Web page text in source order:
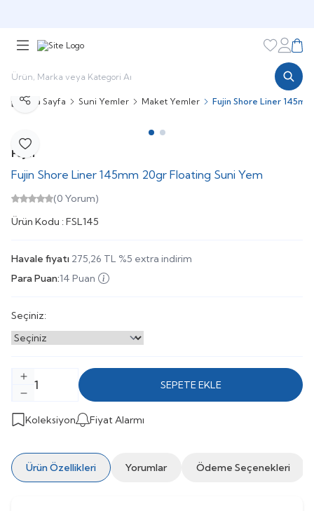
Favorilerim
Ana Sayfa Suni Yemler Maket Yemler Fujin Shore Liner
Favoriye Ekle
Paylaş
Fujin
Fujin Shore Liner 145mm 20gr Floating Suni Yem
(0 Yorum)
Ürün Kodu : FSL145
Havale fiyatı 275,26 TL %5 extra indirim
Para Puan:14 Puan
Seçiniz:
SEPETE EKLE
Koleksiyon Fiyat Alarmı
Ürün Özellikleri Yorumlar Ödeme Seçenekleri